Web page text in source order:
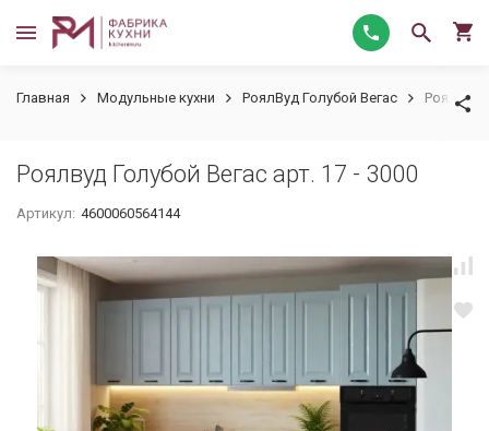
Главная Модульные кухни РоялВуд Голубой Вегас Роялвуд
Роялвуд Голубой Вегас арт. 17 - 3000
Артикул: 4600060564144